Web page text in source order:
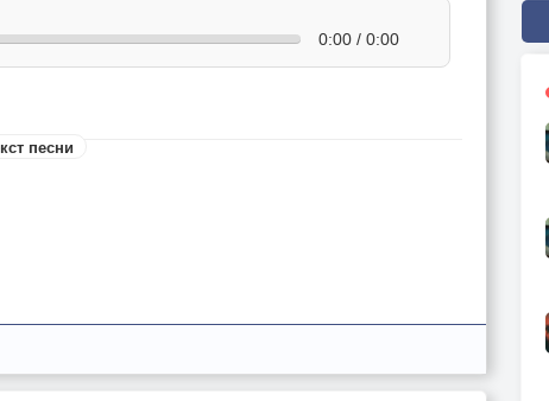
0:00 / 0:00
песни